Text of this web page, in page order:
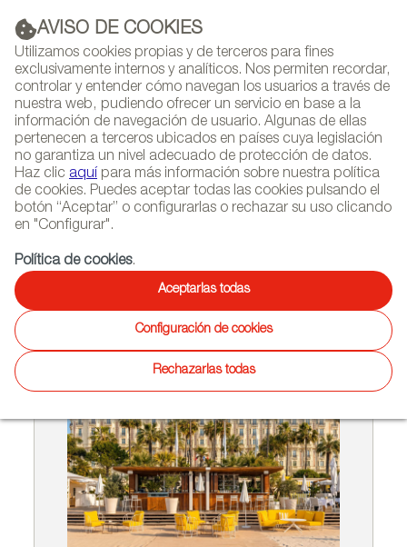
AVISO DE COOKIES
Utilizamos cookies propias y de terceros para fines
exclusivamente internos y analíticos. Nos permiten recordar,
controlar y entender cómo navegan los usuarios a través de
nuestra web, pudiendo ofrecer un servicio en base a la
información de navegación de usuario. Algunas de ellas
pertenecen a terceros ubicados en países cuya legislación
no garantiza un nivel adecuado de protección de datos.
Haz clic aquí para más información sobre nuestra política
de cookies. Puedes aceptar todas las cookies pulsando el
botón “Aceptar” o configurarlas o rechazar su uso clicando
en "Configurar".
Política de cookies.
Aceptarlas todas
Configuración de cookies
Rechazarlas todas
PUBLICIDAD
(+34) 913 497 100 |
NEWSLETTER
AGENDA
Proyectos